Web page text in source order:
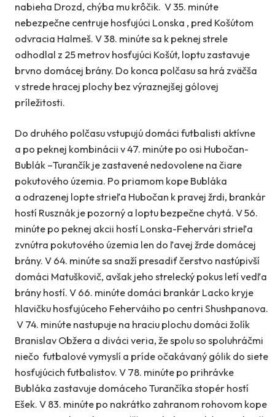
nabieha Drozd, chýba mu krôčik. V 35. minúte
nebezpečne centruje hosťujúci Lonska , pred Košútom
odvracia Halmeš. V 38. minúte sa k peknej strele
odhodlal z 25 metrov hosťujúci Košút, loptu zastavuje
brvno domácej brány. Do konca polčasu sa hrá zväčša
v strede hracej plochy bez výraznejšej gólovej
príležitosti.
Do druhého polčasu vstupujú domáci futbalisti aktívne
a po peknej kombinácii v 47. minúte po osi Hubočan-
Bublák –Turančík je zastavené nedovolene na čiare
pokutového územia. Po priamom kope Bubláka
a odrazenej lopte strieľa Hubočan k pravej žrdi, brankár
hostí Rusznák je pozorný a loptu bezpečne chytá. V 56.
minúte po peknej akcii hostí Lonska-Fehervári strieľa
zvnútra pokutového územia len do ľavej žrde domácej
brány. V 64. minútesa snaží presadiť čerstvo nastúpivší
domáci Matuškovič, avšak jeho strelecký pokus letí vedľa
brány hostí. V 66. minúte domáci brankár Lacko kryje
hlavičku hosťujúceho Feherváiho po centri Shushpanova.
V 74. minúte nastupuje na hraciu plochu domáci žolík
Branislav Obžera a diváci veria, že spolu so spoluhráčmi
niečo futbalové vymyslí a príde očakávaný gólik do siete
hosťujúcich futbalistov. V 78. minúte po prihrávke
Bubláka zastavuje domáceho Turančíka stopér hostí
Ešek. V 83. minúte po nakrátko zahranom rohovom kope